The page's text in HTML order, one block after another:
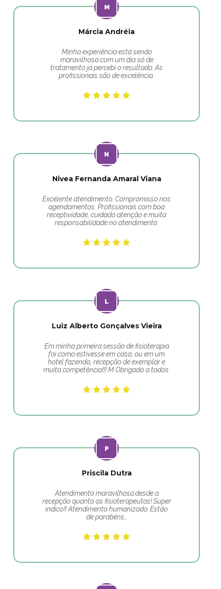
Márcia Andréia
Minha experiência está sendo
maravilhosa com um dia só de
tratamento já percebi o resultado. As
profissionais são de excelência.
Nivea Fernanda Amaral Viana
Excelente atendimento. Compromisso nos
agendamentos. Profissionais com boa
receptividade, cuidado atenção e muita
responsabilidade no atendimento.
Luiz Alberto Gonçalves Vieira
Em minha primeira sessão de fisioterapia
foi como estivesse em casa, ou em um
hotel fazenda, recepção de exemplar e
muita competência!!! M Obrigado a todos.
Priscila Dutra
Atendimento maravilhoso,desde a
recepção quanto as fisioterapeutas! Super
indico!! Atendimento humanizado. Estão
de parabéns…